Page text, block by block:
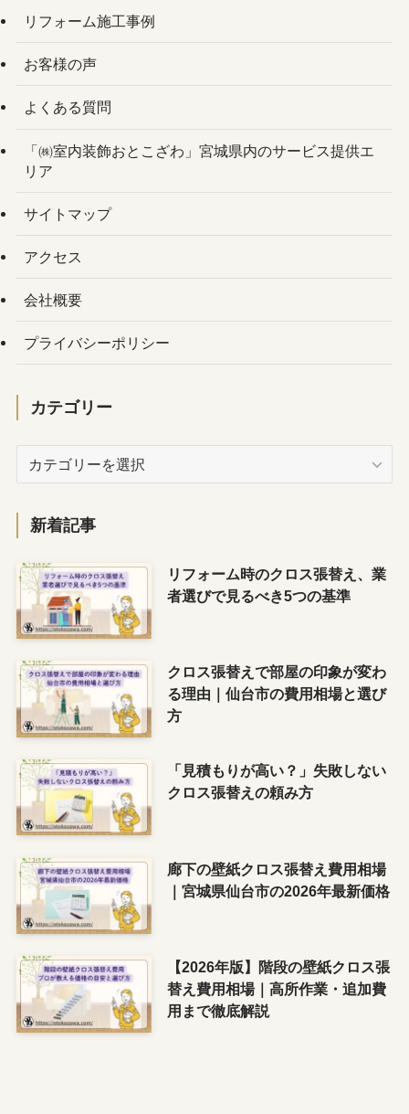
リフォーム施工事例
お客様の声
よくある質問
「㈱室内装飾おとこざわ」宮城県内のサービス提供エ
リア
サイトマップ
アクセス
会社概要
プライバシーポリシー
カテゴリー
新着記事
リフォーム時のクロス張替え、業
者選びで見るべき5つの基準
クロス張替えで部屋の印象が変わ
る理由｜仙台市の費用相場と選び
方
「見積もりが高い？」失敗しない
クロス張替えの頼み方
廊下の壁紙クロス張替え費用相場
｜宮城県仙台市の2026年最新価格
【2026年版】階段の壁紙クロス張
替え費用相場｜高所作業・追加費
用まで徹底解説